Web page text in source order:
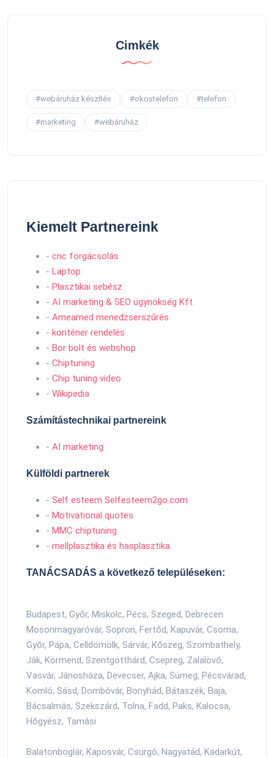
Cimkék
#webáruház készítés #okostelefon #telefon
#marketing #webáruház
Kiemelt Partnereink
- cnc forgácsolás
- Laptop
- Plasztikai sebész
- AI marketing & SEO ügynökség Kft.
- Ameamed menedzserszűrés
- konténer rendelés
- Bor bolt és webshop
- Chiptuning
- Chip tuning video
- Wikipedia
Számítástechnikai partnereink
- AI marketing
Külföldi partnerek
- Self esteem Selfesteem2go.com
- Motivational quotes
- MMC chiptuning
- mellplasztika és hasplasztika
TANÁCSADÁS a következő településeken:
Budapest, Győr, Miskolc, Pécs, Szeged, Debrecen
Mosonmagyaróvár, Sopron, Fertőd, Kapuvár, Csorna,
Győr, Pápa, Celldömölk, Sárvár, Kőszeg, Szombathely,
Ják, Körmend, Szentgotthárd, Csepreg, Zalalövő,
Vasvár, Jánosháza, Devecser, Ajka, Sümeg, Pécsvárad,
Komló, Sásd, Dombóvár, Bonyhád, Bátaszék, Baja,
Bácsalmás, Szekszárd, Tolna, Fadd, Paks, Kalocsa,
Hőgyész, Tamási
Balatonboglár, Kaposvár, Csurgó, Nagyatád, Kadarkút,